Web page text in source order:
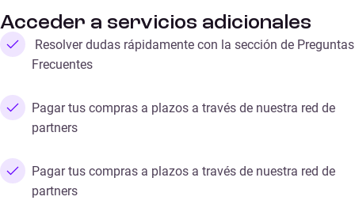
Acceder a servicios adicionales
Resolver dudas rápidamente con la sección de Preguntas
Frecuentes
Pagar tus compras a plazos a través de nuestra red de
partners
Pagar tus compras a plazos a través de nuestra red de
partners